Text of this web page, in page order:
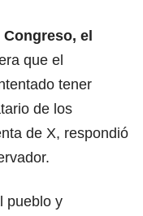
el
que el
tener
de los
de X, respondió
pueblo y